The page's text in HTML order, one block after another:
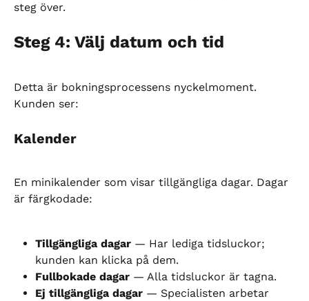
steg över.
Steg 4: Välj datum och tid
Detta är bokningsprocessens nyckelmoment.
Kunden ser:
Kalender
En minikalender som visar tillgängliga dagar. Dagar
är färgkodade:
Tillgängliga dagar — Har lediga tidsluckor;
kunden kan klicka på dem.
Fullbokade dagar — Alla tidsluckor är tagna.
Ej tillgängliga dagar — Specialisten arbetar